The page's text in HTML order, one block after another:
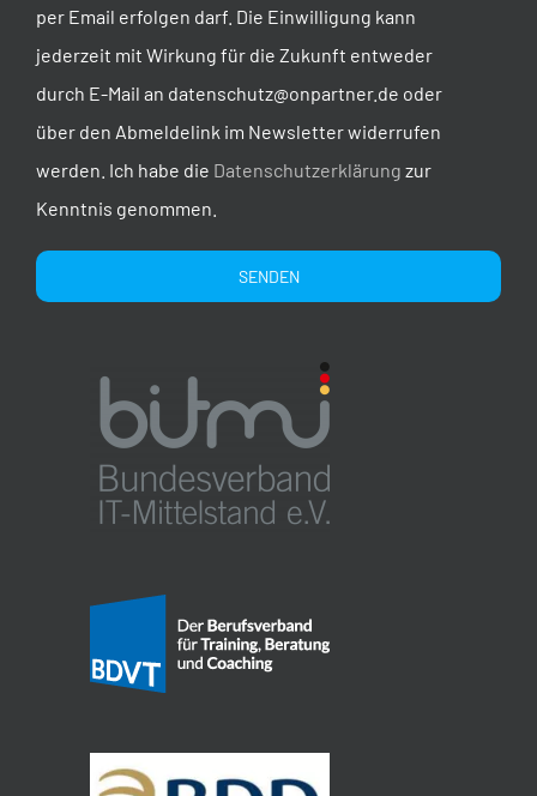
per Email erfolgen darf. Die Einwilligung kann
jederzeit mit Wirkung für die Zukunft entweder
durch E-Mail an datenschutz@onpartner.de oder
über den Abmeldelink im Newsletter widerrufen
werden. Ich habe die Datenschutzerklärung zur
Kenntnis genommen.